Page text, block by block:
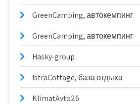
GreenCamping, автокемпинг
GreenCamping, автокемпинг
Hasky-group
IstraCottage, база отдыха
KlimatAvto26